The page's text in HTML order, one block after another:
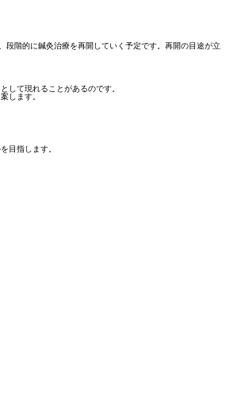
階的に鍼灸治療を再開していく予定です。再開の目途が立
して現れることがあるのです。
します。
目指します。